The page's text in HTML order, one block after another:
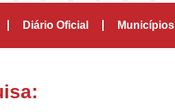
Diário Oficial Municípios